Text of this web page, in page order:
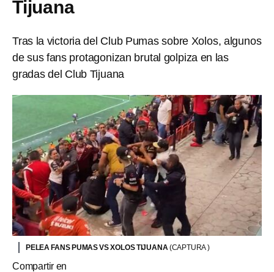
Tijuana
Tras la victoria del Club Pumas sobre Xolos, algunos
de sus fans protagonizan brutal golpiza en las
gradas del Club Tijuana
PELEA FANS PUMAS VS XOLOS TIJUANA(CAPTURA )
Compartir en